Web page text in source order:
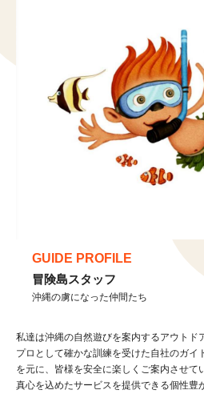
GUIDE PROFILE
冒険島スタッフ
沖縄の虜になった仲間たち
私達は沖縄の自然遊びを案内するアウトド
プロとして確かな訓練を受けた自社のガイ
を元に、皆様を安全に楽しくご案内させて
真心を込めたサービスを提供できる個性豊